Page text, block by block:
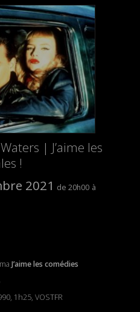
| J’aime les
!
2021
20h00
J’aime les comédies
1h25, VOSTFR